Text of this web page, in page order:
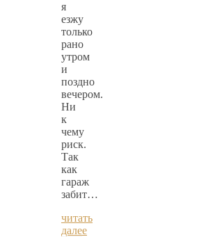
я
езжу
только
рано
утром
и
поздно
вечером.
Ни
к
чему
риск.
Так
как
гараж
забит…
читать
далее